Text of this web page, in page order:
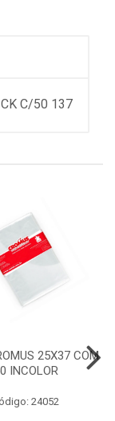
C/50 137
25X37 COM
INCOLOR
24052